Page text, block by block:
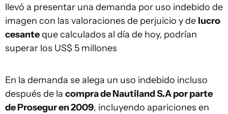
llevó a presentar una demanda por uso indebido de
imagen con las valoraciones de perjuicio y de lucro
cesanteque calculados al día de hoy, podrían
superar los US$ 5 millones
En la demanda se alega un uso indebido incluso
después de la compra de Nautiland S.A por parte
de Prosegur en 2009, incluyendo apariciones en